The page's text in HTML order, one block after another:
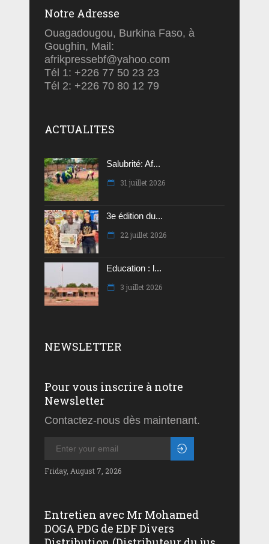
Notre Adresse
Ouagadougou, Burkina Faso, à
Goughin, Mail:
afrikpressebf@yahoo.com
Tél 1: +226 77 50 23 23
Tél 2: +226 70 80 12 79
ACTUALITES
Salubrité: Af...
31 juillet 2026
3e édition du...
22 juillet 2026
Education : l...
3 juillet 2026
NEWSLETTER
Pour vous inscrire à notre
Newsletter
Contactez-nous dès maintenant.
Friday, August 7, 2026
Entretien avec Mr Mohamed
DOGA PDG de EDF Divers